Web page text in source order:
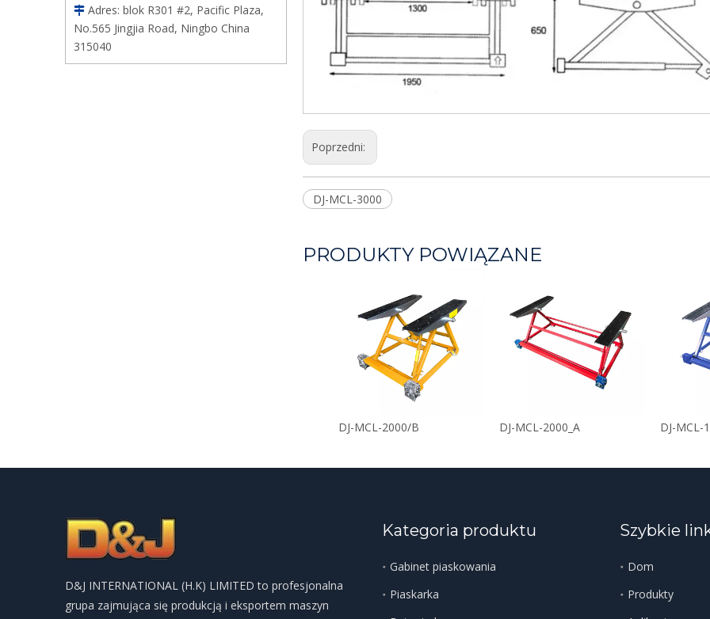
 Adres: blok R301 #2, Pacific Plaza,
No.565 Jingjia Road, Ningbo China
315040
Poprzedni:
DJ-MCL-3000
PRODUKTY POWIĄZANE
DJ-MCL-2000/B DJ-MCL-2000_A DJ-MCL-
D&J INTERNATIONAL (H.K) LIMITED to profesjonalna
grupa zajmująca się produkcją i eksportem maszyn
Kategoria produktu
Gabinet piaskowania
Piaskarka
Szybkie
Dom
Produkty